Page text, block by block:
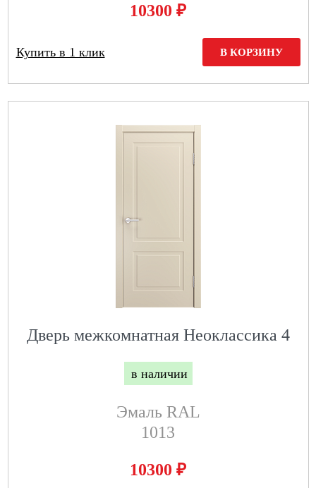
10300 ₽
Купить в 1 клик В КОРЗИНУ
Дверь межкомнатная Неоклассика 4
в наличии
Эмаль RAL
1013
10300 ₽